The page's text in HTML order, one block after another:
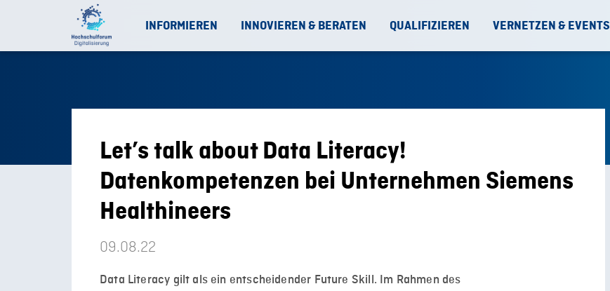
INFORMIEREN INNOVIEREN & BERATEN QUALIFIZIEREN VERNETZEN & EVENTS
Let’s talk about Data Literacy!
Datenkompetenzen bei Unternehmen Siemens
Healthineers
09.08.22
Data Literacy gilt als ein entscheidender Future Skill. Im Rahmen des